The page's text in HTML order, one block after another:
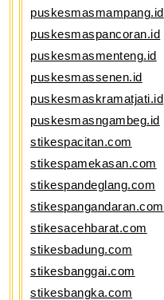
puskesmasmampang.id
puskesmaspancoran.id
puskesmasmenteng.id
puskesmassenen.id
puskesmaskramatjati.id
puskesmasngambeg.id
stikespacitan.com
stikespamekasan.com
stikespandeglang.com
stikespangandaran.com
stikesacehbarat.com
stikesbadung.com
stikesbanggai.com
stikesbangka.com